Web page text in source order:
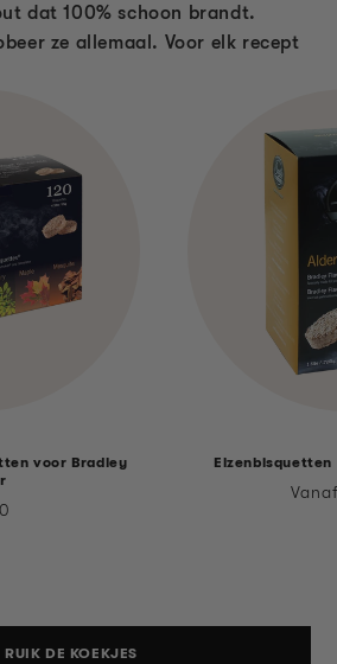
dat 100% schoon brandt.
ze allemaal. Voor elk recept
voor Bradley
RUIK DE KOEKJES